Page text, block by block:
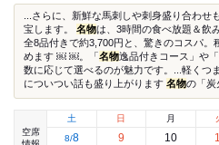
...さらに、新鮮な馬刺しや刺身盛り合わ
宝します。 名物は、3時間の食べ放題＆飲
全8品付きで約3,700円と、驚きのコスパ。
めます ￼ ￼。「 名物逸品付きコース」や
数に応じて選べるのが魅力です。...軽くつ
についつい話も盛り上がります 名物の「炭
空席
土
8/8
日
9
月
10